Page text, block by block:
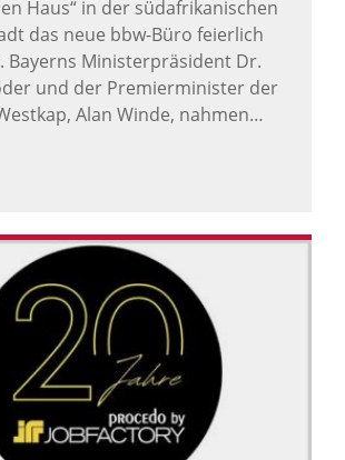
Haus“ in der südafrikanischen
das neue bbw-Büro feierlich
Bayerns Ministerpräsident Dr.
und der Premierminister der
Alan Winde, nahmen…